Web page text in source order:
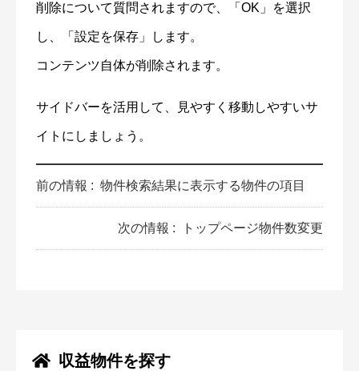
収益物件を探す
削除について質問されますので、「OK」を選択
し、「設定を保存」します。
コンテンツ自体が削除されます。
サイドバーを活用して、見やすく移動しやすいサ
イトにしましょう。
前の情報 : 物件検索結果に表示する物件の項目
次の情報 : トップページ物件数変更